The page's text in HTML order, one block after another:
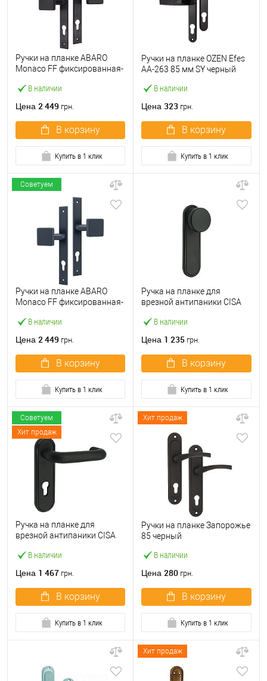
В наличии
Ручки на планке ABARO
Monaco FF фиксированная-
Цена 2 449 грн.
В корзину
Купить в 1 клик
В наличии
Ручки на планке OZEN Efes
AA-263 85 мм SY черный
Цена 323 грн.
В корзину
Купить в 1 клик
Советуем
В наличии
Ручки на планке ABARO
Monaco FF фиксированная-
Цена 2 449 грн.
В корзину
Купить в 1 клик
В наличии
Ручка на планке для
врезной антипаники CISA
черная глухая
Цена 1 235 грн.
В корзину
Купить в 1 клик
Советуем
Хит продаж
В наличии
Ручка на планке для
врезной антипаники CISA
черная
Цена 1 467 грн.
В корзину
Купить в 1 клик
Хит продаж
В наличии
Ручки на планке Запорожье
85 черный
Цена 280 грн.
В корзину
Купить в 1 клик
Хит продаж